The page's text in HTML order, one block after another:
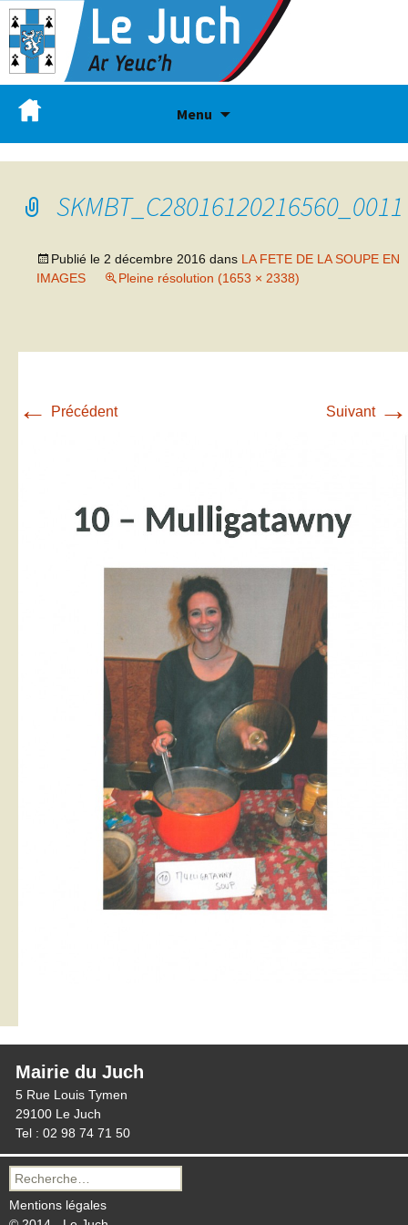
Menu
SKMBT_C28016120216560_0011
Publié le 2 décembre 2016 dans LA FETE DE LA SOUPE EN
IMAGES
Pleine résolution (1653 × 2338)
← Précédent Suivant →
Mairie du Juch
5 Rue Louis Tymen
29100 Le Juch
Tel : 02 98 74 71 50
Recherche
pour :
Mentions légales